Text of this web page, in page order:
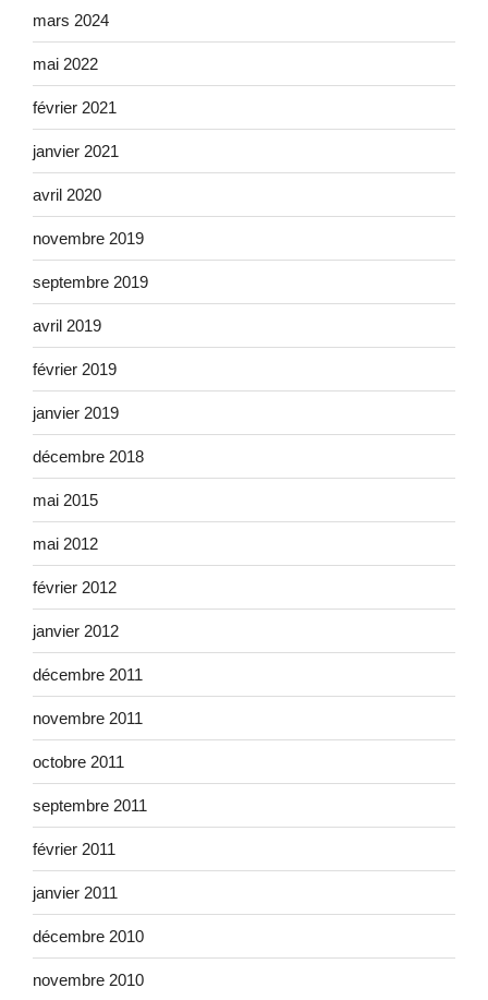
mars 2024
mai 2022
février 2021
janvier 2021
avril 2020
novembre 2019
septembre 2019
avril 2019
février 2019
janvier 2019
décembre 2018
mai 2015
mai 2012
février 2012
janvier 2012
décembre 2011
novembre 2011
octobre 2011
septembre 2011
février 2011
janvier 2011
décembre 2010
novembre 2010